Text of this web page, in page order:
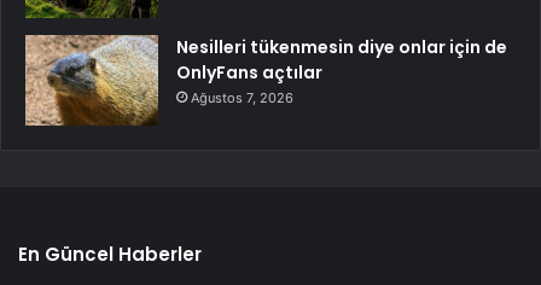
Nesilleri tükenmesin diye onlar için de
OnlyFans açtılar
Ağustos 7, 2026
En Güncel Haberler